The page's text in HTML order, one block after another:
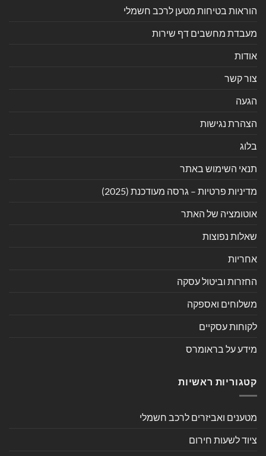
הוראות בטיחות מטען לרכב חשמלי
מעבדת מחשבים דף שירות
אודות
צור קשר
הגעה
הצהרת נגישות
בלוג
תנאי השימוש באתר
מדיניות פרטיות – גרסה מעודכנת (2025)
אוטומציה של האתר
שאלות נפוצות
אחריות
החזרות וביטול עסקה
משלוחים ואספקה
לקוחות עסקיים
מידע על בראומרס
קטגוריות ראשיות
מטענים ואביזרים לרכב חשמלי
ציוד לשעות חירום